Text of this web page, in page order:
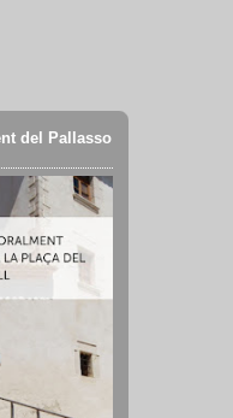
del Pallasso